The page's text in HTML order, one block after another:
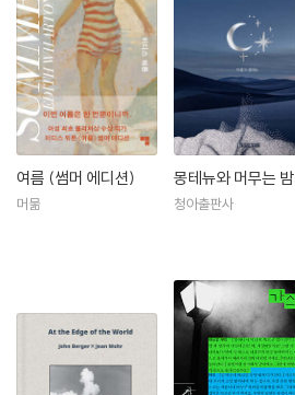
여름 (썸머 에디션)
머묾
몽테뉴와 머무는 밤
청아출판사